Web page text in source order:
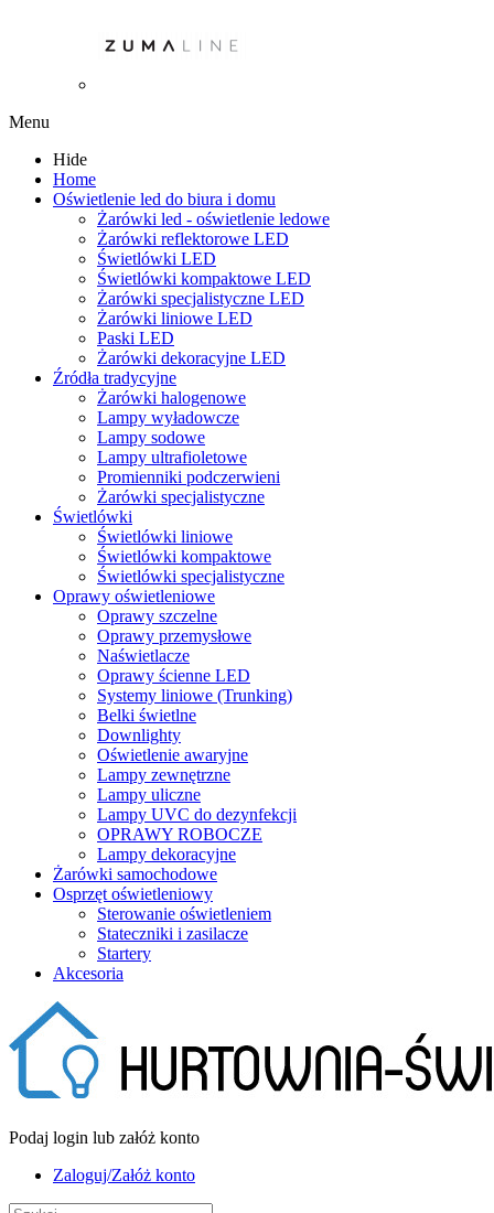
Menu
Hide
Home
Oświetlenie led do biura i domu
Żarówki led - oświetlenie ledowe
Żarówki reflektorowe LED
Świetlówki LED
Świetlówki kompaktowe LED
Żarówki specjalistyczne LED
Żarówki liniowe LED
Paski LED
Żarówki dekoracyjne LED
Źródła tradycyjne
Żarówki halogenowe
Lampy wyładowcze
Lampy sodowe
Lampy ultrafioletowe
Promienniki podczerwieni
Żarówki specjalistyczne
Świetlówki
Świetlówki liniowe
Świetlówki kompaktowe
Świetlówki specjalistyczne
Oprawy oświetleniowe
Oprawy szczelne
Oprawy przemysłowe
Naświetlacze
Oprawy ścienne LED
Systemy liniowe (Trunking)
Belki świetlne
Downlighty
Oświetlenie awaryjne
Lampy zewnętrzne
Lampy uliczne
Lampy UVC do dezynfekcji
OPRAWY ROBOCZE
Lampy dekoracyjne
Żarówki samochodowe
Osprzęt oświetleniowy
Sterowanie oświetleniem
Stateczniki i zasilacze
Startery
Akcesoria
Podaj login lub załóż konto
Zaloguj/Załóż konto